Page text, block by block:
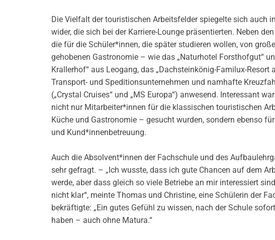
Die Vielfalt der touristischen Arbeitsfelder spiegelte sich auch
wider, die sich bei der Karriere-Lounge präsentierten. Neben
die für die Schüler*innen, die später studieren wollen, von
gehobenen Gastronomie – wie das „Naturhotel Forsthofgut“
Krallerhof“ aus Leogang, das „Dachsteinkönig-Familux-Resort
Transport- und Speditionsunternehmen und namhafte
(„Crystal Cruises“ und „MS Europa“) anwesend. Interessant
nicht nur Mitarbeiter*innen für die klassischen touristischen
Küche und Gastronomie – gesucht wurden, sondern ebenso
und Kund*innenbetreuung.
Auch die Absolvent*innen der Fachschule und des
sehr gefragt. – „Ich wusste, dass ich gute Chancen auf dem
werde, aber dass gleich so viele Betriebe an mir interessiert
nicht klar“, meinte Thomas und Christine, eine Schülerin der
bekräftigte: „Ein gutes Gefühl zu wissen, nach der Schule
haben – auch ohne Matura.“